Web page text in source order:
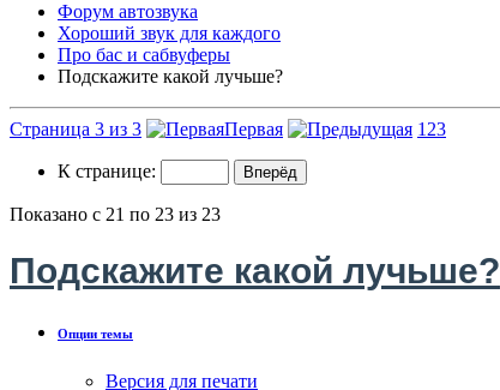
Форум автозвука
Хороший звук для каждого
Про бас и сабвуферы
Подскажите какой лучьше?
Страница 3 из 3 Первая 1 23
К странице:
Показано с 21 по 23 из 23
Подскажите какой лучьше?
Опции темы
Версия для печати